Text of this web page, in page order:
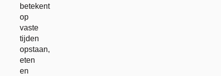
betekent
op
vaste
tijden
opstaan,
eten
en